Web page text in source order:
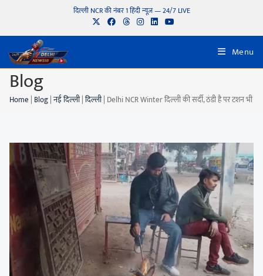
दिल्ली NCR की नंबर 1 हिंदी न्यूज़ — 24/7 LIVE
Menu
Blog
Home | Blog|नई दिल्ली|दिल्ली| Delhi NCR Winter दिल्ली की सर्दी, ठंडी है पर टशन भी है!